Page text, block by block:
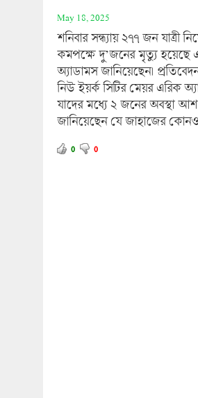
May 18, 2025
শনিবার সন্ধ্যায় ২৭৭ জন যাত্রী
কমপক্ষে দু’জনের মৃত্যু হয়েছে
অ্যাডামস জানিয়েছেন।
নিউ ইয়র্ক সিটির মেয়র এরিক
যাদের মধ্যে ২ জনের অবস্থা
জানিয়েছেন যে জাহাজের
0 0